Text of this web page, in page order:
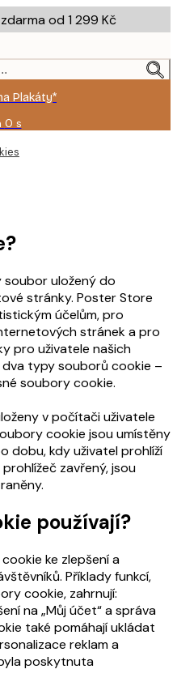
od 1 299 Kč
Plakáty*
0 s
do:
uložený do
stránky. Poster Store
účelům, pro
stránek a pro
pro uživatele našich
typy souborů cookie –
soubory cookie.
v počítači uživatele
cookie jsou umístěny
dobu, kdy uživatel prohlíží
zavřený, jsou
používají?
ke zlepšení a
Příklady funkcí,
cookie, zahrnují:
na „Můj účet“ a správa
také pomáhají ukládat
reklam a
poskytnuta